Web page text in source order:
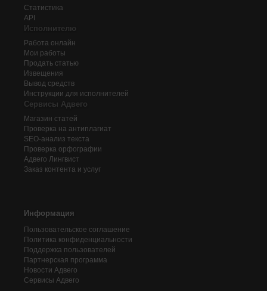
Статистика
API
Исполнителю
Работа онлайн
Мои работы
Продать статью
Извещения
Вывод средств
Инструкции для исполнителей
Сервисы Адвего
Магазин статей
Проверка на антиплагиат
SEO-анализ текста
Проверка орфографии
Адвего Лингвист
Заказ контента и услуг
Информация
Пользовательское соглашение
Политика конфиденциальности
Поддержка пользователей
Партнерская программа
Новости Адвего
Сервисы Адвего